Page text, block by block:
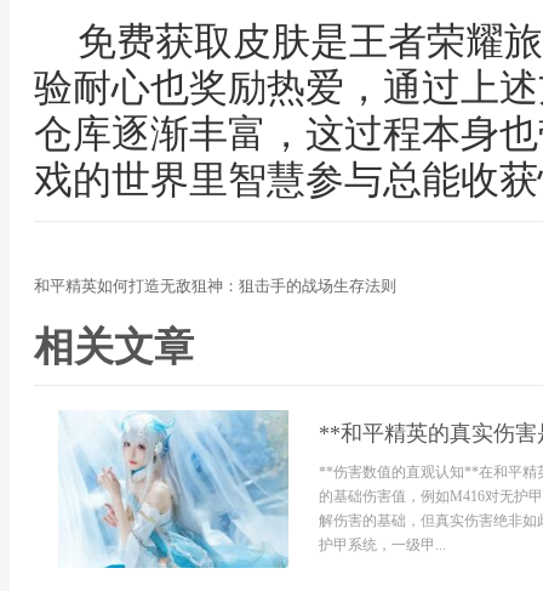
免费获取皮肤是王者荣耀
验耐心也奖励热爱，通过上
仓库逐渐丰富，这过程本身
戏的世界里智慧参与总能收
和平精英如何打造无敌狙神：狙击手的战场生存法则
相关文章
**和平精英的真实伤
**伤害数值的直观认知**在和平精
的基础伤害值，例如M416对无护
解伤害的基础，但真实伤害绝非
护甲系统，一级甲...